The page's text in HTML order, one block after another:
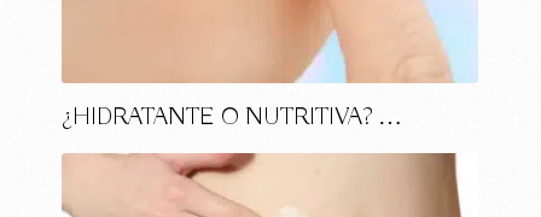
¿HIDRATANTE O NUTRITIVA? …